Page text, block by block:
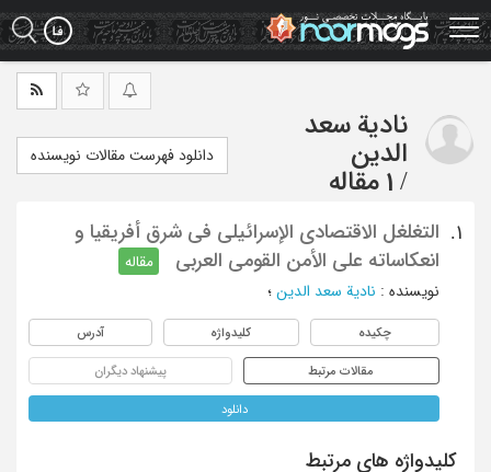
Skip
to
main
نادیة سعد
الدین
/ 1 مقاله
دانلود فهرست مقالات نویسنده
1.
التغلغل الاقتصادی الإسرائیلی فی شرق أفریقیا و
انعکاساته علی الأمن القومی العربی
مقاله
نویسنده : نادیة سعد الدین ؛
چکیده کلیدواژه آدرس
مقالات مرتبط پیشنهاد دیگران
دانلود
کلیدواژه های مرتبط